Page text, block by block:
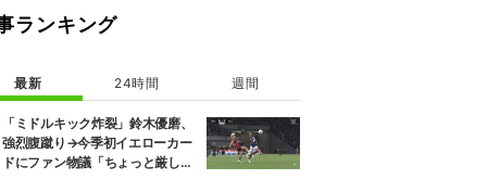
ランキング
最新 24時間 週間
「ミドルキック炸裂」鈴木優磨、
強烈腹蹴り→今季初イエローカー
ドにファン物議「ちょっと厳しい